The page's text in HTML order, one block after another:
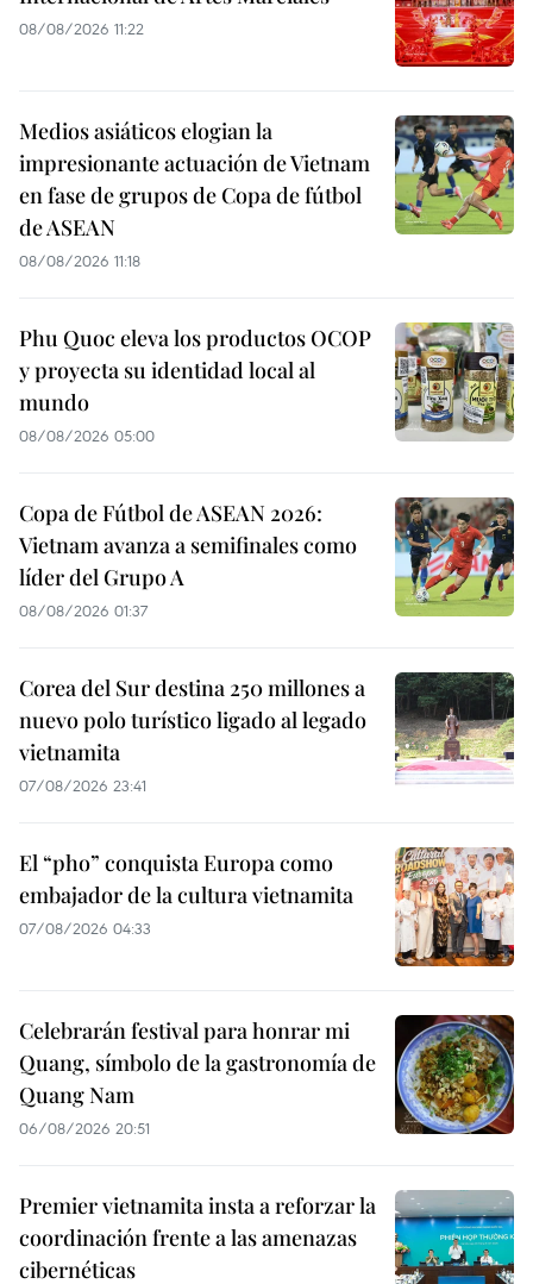
08/08/2026 11:22
Medios asiáticos elogian la
impresionante actuación de Vietnam
en fase de grupos de Copa de fútbol
de ASEAN
08/08/2026 11:18
Phu Quoc eleva los productos OCOP
y proyecta su identidad local al
mundo
08/08/2026 05:00
Copa de Fútbol de ASEAN 2026:
Vietnam avanza a semifinales como
líder del Grupo A
08/08/2026 01:37
Corea del Sur destina 250 millones a
nuevo polo turístico ligado al legado
vietnamita
07/08/2026 23:41
El “pho” conquista Europa como
embajador de la cultura vietnamita
07/08/2026 04:33
Celebrarán festival para honrar mi
Quang, símbolo de la gastronomía de
Quang Nam
06/08/2026 20:51
Premier vietnamita insta a reforzar la
coordinación frente a las amenazas
cibernéticas